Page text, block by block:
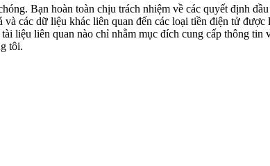
Bạn hoàn toàn chịu trách nhiệm về các quyết định
các dữ liệu khác liên quan đến các loại tiền điện tử
liệu liên quan nào chỉ nhằm mục đích cung cấp thông
tôi.